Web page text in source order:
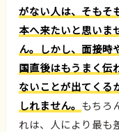
がない人は、そもそ
本へ来たいと思いま
ん。しかし、面接時
国直後はもうまく伝
ないことが出てくる
しれません。 もちろ
れは、人により最も